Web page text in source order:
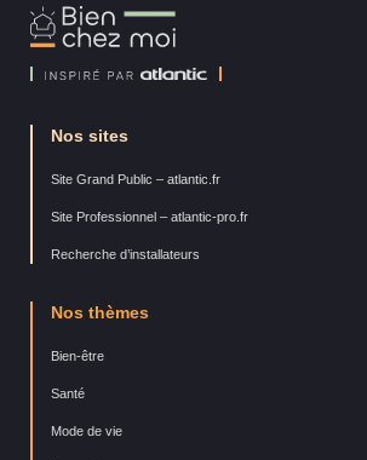
Bien
Chez
Nos sites
Site Grand Public – atlantic.fr
Site Professionnel – atlantic-pro.fr
Recherche d’installateurs
Nos thèmes
Bien-être
Santé
Mode de vie